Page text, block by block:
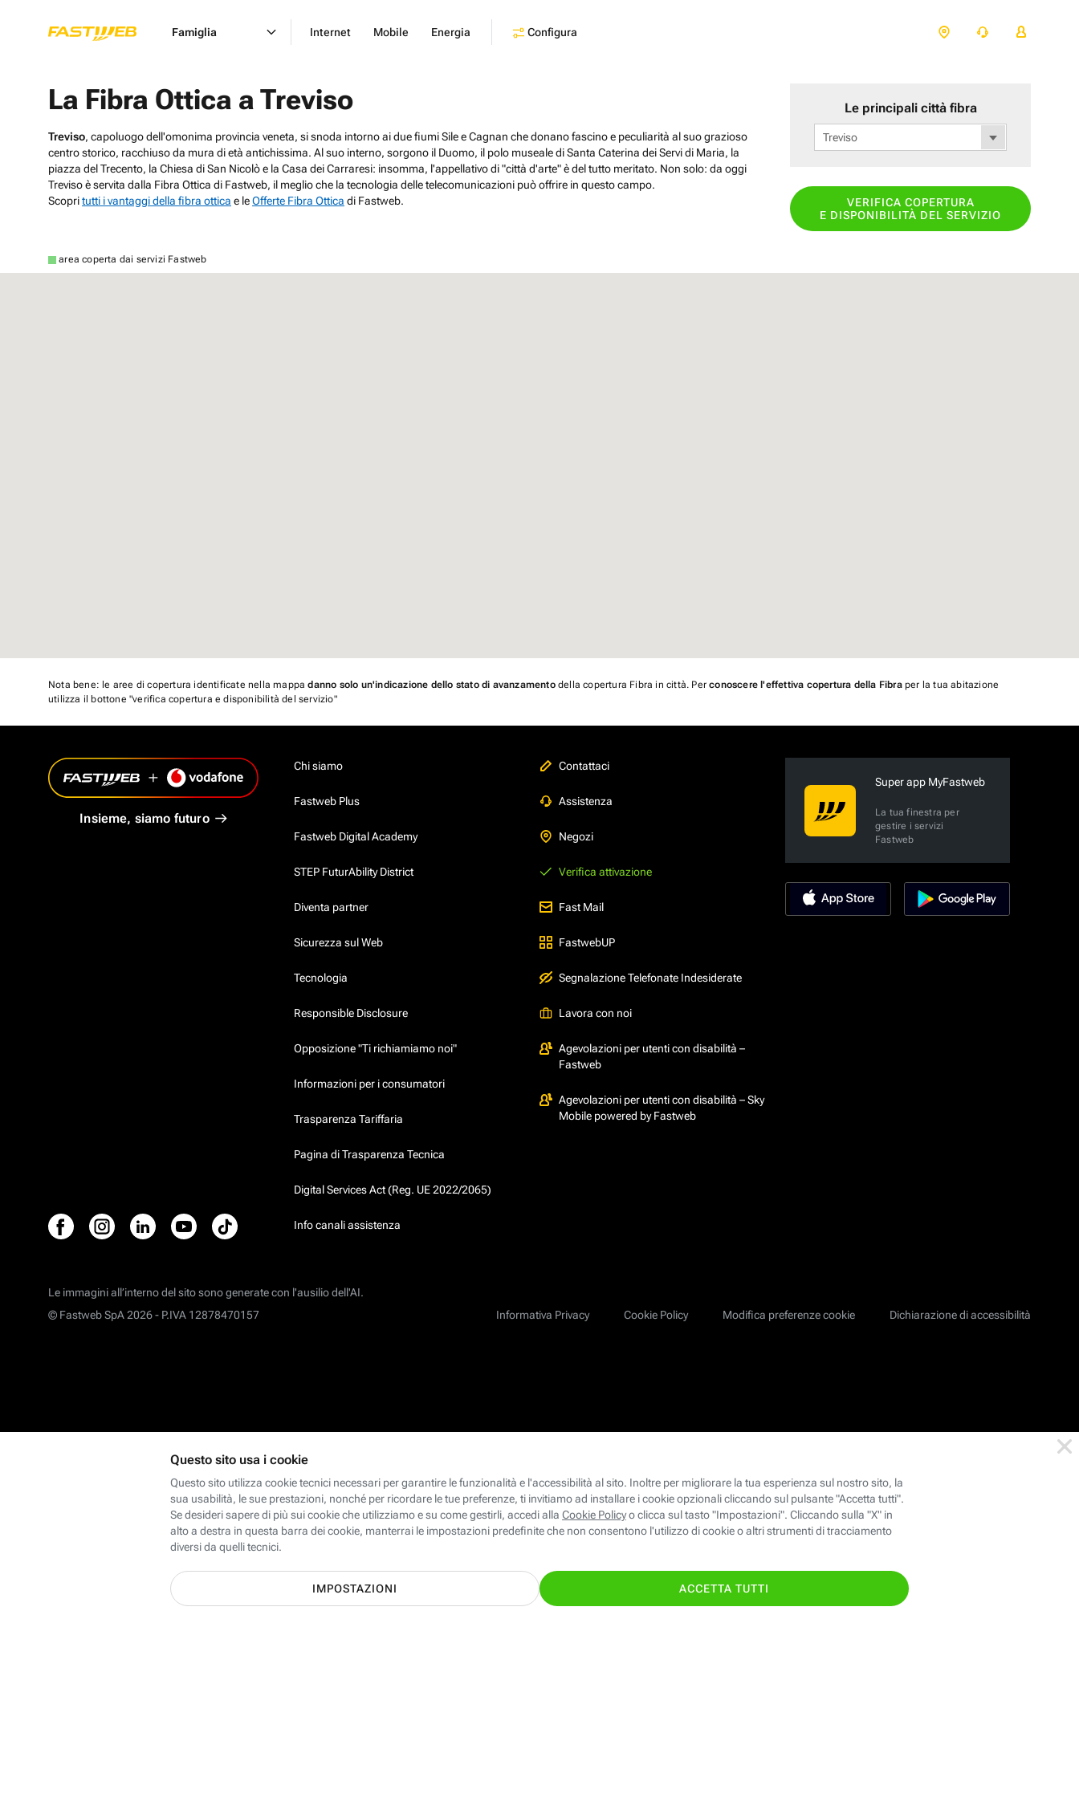
Famiglia Internet Mobile Energia Configura
La Fibra Ottica a Treviso
Treviso, capoluogo dell'omonima provincia veneta, si snoda intorno ai due fiumi Sile e Cagnan che donano fascino e peculiarità al suo grazioso
centro storico, racchiuso da mura di età antichissima. Al suo interno, sorgono il Duomo, il polo museale di Santa Caterina dei Servi di Maria, la
piazza del Trecento, la Chiesa di San Nicolò e la Casa dei Carraresi: insomma, l'appellativo di "città d'arte" è del tutto meritato. Non solo: da oggi
Treviso è servita dalla Fibra Ottica di Fastweb, il meglio che la tecnologia delle telecomunicazioni può offrire in questo campo.
Scopritutti i vantaggi della fibra ottica e leOfferte Fibra Ottica di Fastweb.
Le principali città fibra
Treviso
VERIFICA COPERTURA
E DISPONIBILITÀ DEL SERVIZIO
area coperta dai servizi Fastweb
Nota bene: le aree di copertura identificate nella mappadanno solo un'indicazione dello stato di avanzamentodella copertura Fibra in città. Perconoscere l'effettiva copertura della Fibraper la tua abitazione
utilizza il bottone "verifica copertura e disponibilità del servizio"
Scopri le offerte Internet, Mobile ed Energia giuste per te con il supporto
dei nostri esperti!
TI CHIAMIAMO GRATIS 146
Insieme, siamo futuro
Chi siamo
Fastweb Plus
Fastweb Digital Academy
STEP FuturAbility District
Diventa partner
Sicurezza sul Web
Tecnologia
Responsible Disclosure
Opposizione "Ti richiamiamo noi"
Informazioni per i consumatori
Trasparenza Tariffaria
Pagina di Trasparenza Tecnica
Digital Services Act (Reg. UE 2022/2065)
Info canali assistenza
Contattaci
Assistenza
Negozi
Verifica attivazione
Fast Mail
FastwebUP
Segnalazione Telefonate Indesiderate
Lavora con noi
Agevolazioni per utenti con disabilità –
Fastweb
Agevolazioni per utenti con disabilità – Sky
Mobile powered by Fastweb
Super app MyFastweb
La tua finestra per
gestire i servizi
Fastweb
Le immagini all’interno del sito sono generate con l'ausilio dell'AI.
Informativa Privacy
Cookie Policy Modifica preferenze cookie Dichiarazione di accessibilità
© Fastweb SpA 2026 - P.IVA 12878470157